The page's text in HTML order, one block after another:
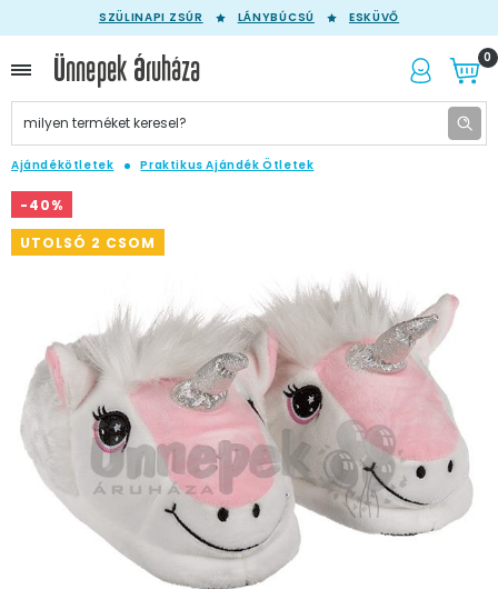
SZÜLINAPI ZSÚR LÁNYBÚCSÚ ESKÜVŐ
0
Ajándékötletek Praktikus Ajándék Ötletek
-40%
UTOLSÓ 2 CSOM